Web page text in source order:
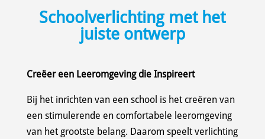
Schoolverlichting met het
juiste ontwerp
Creëer een Leeromgeving die Inspireert
Bij het inrichten van een school is het creëren van
een stimulerende en comfortabele leeromgeving
van het grootste belang. Daarom speelt verlichting